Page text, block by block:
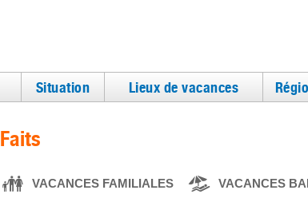
Situation Lieux de vacances
Faits
VACANCES FAMILIALES VACANCES